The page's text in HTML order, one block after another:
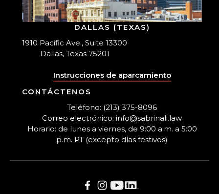
DALLAS (TEXAS)
1910 Pacific Ave., Suite 13300
Dallas, Texas 75201
Instrucciones de aparcamiento
CONTÁCTENOS
Teléfono: (213) 375-8096
Correo electrónico: info@sabrinali.law
Horario: de lunes a viernes, de 9:00 a.m. a 5:00
p.m. PT (excepto días festivos)